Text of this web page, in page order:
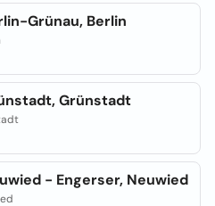
Grünau, Berlin
Grünstadt
- Engerser, Neuwied